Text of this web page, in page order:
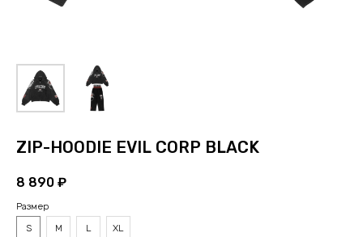
ZIP-HOODIE EVIL CORP BLACK
8 890 ₽
Размер
S
M L XL